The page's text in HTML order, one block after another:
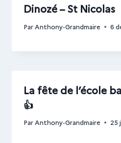
Dinozé – St Nicolas
ParAnthony-Grandmaire 6
La fête de l’école
👍
ParAnthony-Grandmaire 25